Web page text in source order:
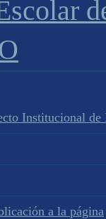
Institucional de
a la página